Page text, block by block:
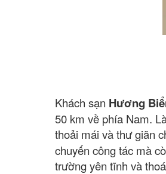
Khách sạn Hương
50 km về phía Nam.
thoải mái và thư giãn
chuyến công tác mà
trường yên tĩnh và